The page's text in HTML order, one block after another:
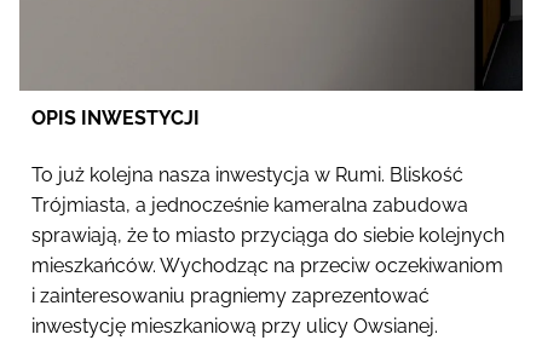
OPIS INWESTYCJI
To już kolejna nasza inwestycja w Rumi. Bliskość
Trójmiasta, a jednocześnie kameralna zabudowa
sprawiają, że to miasto przyciąga do siebie kolejnych
mieszkańców. Wychodząc na przeciw oczekiwaniom
i zainteresowaniu pragniemy zaprezentować
inwestycję mieszkaniową przy ulicy Owsianej.